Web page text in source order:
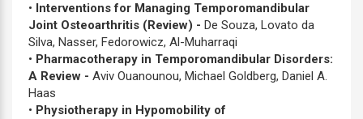
• Interventions for Managing Temporomandibular
Joint Osteoarthritis (Review) - De Souza, Lovato da
Silva, Nasser, Fedorowicz, Al-Muharraqi
• Pharmacotherapy in Temporomandibular Disorders:
A Review - Aviv Ouanounou, Michael Goldberg, Daniel A.
Haas
• Physiotherapy in Hypomobility of